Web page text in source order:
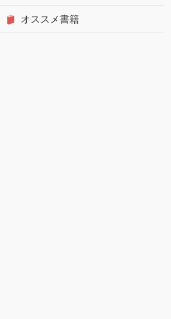
オススメ書籍